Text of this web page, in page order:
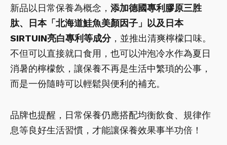
新品以日常保養為概念， 添加德國專利膠原三胜
肽、日本「北海道鮭魚美顏因子」以及日本
SIRTUIN亮白專利等成分，並推出清爽檸檬口味。
不但可以直接就口食用，也可以沖泡冷水作為夏日
消暑的檸檬飲，讓保養不再是生活中繁瑣的公事，
而是一份隨時可以輕鬆與便利的補充。
品牌也提醒，日常保養仍應搭配均衡飲食、規律作
息等良好生活習慣，才能讓保養效果事半功倍！